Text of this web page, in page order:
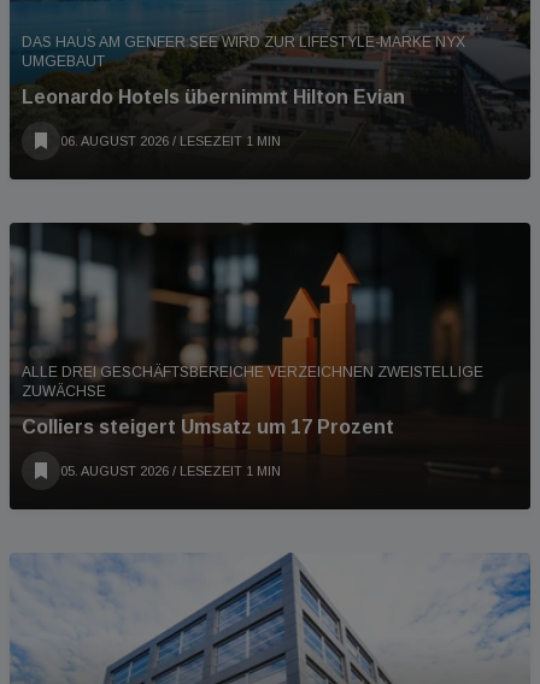
DAS HAUS AM GENFER SEE WIRD ZUR LIFESTYLE-MARKE NYX
UMGEBAUT
Leonardo Hotels übernimmt Hilton Evian
06. AUGUST 2026 / LESEZEIT 1 MIN
ALLE DREI GESCHÄFTSBEREICHE VERZEICHNEN ZWEISTELLIGE
ZUWÄCHSE
Colliers steigert Umsatz um 17 Prozent
05. AUGUST 2026 / LESEZEIT 1 MIN